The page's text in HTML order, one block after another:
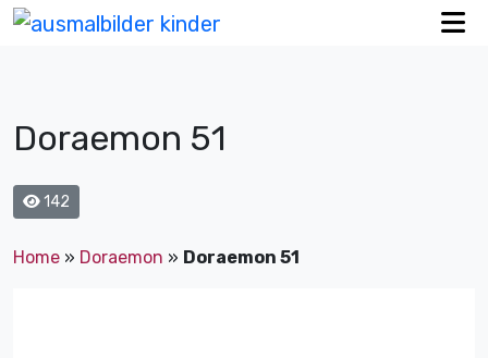
Doraemon 51
142
Home » Doraemon » Doraemon 51